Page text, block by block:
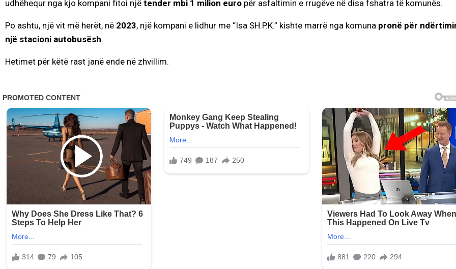
udhëhequr nga kjo kompani fitoi një tender mbi 1 milion euro për asfaltimin e rrugëve në disa fshatra të komunës.
Po ashtu, një vit më herët, në 2023, një kompani e lidhur me “Isa SH.P.K.” kishte marrë nga komuna pronë për
një stacioni autobusësh.
Hetimet për këtë rast janë ende në zhvillim.